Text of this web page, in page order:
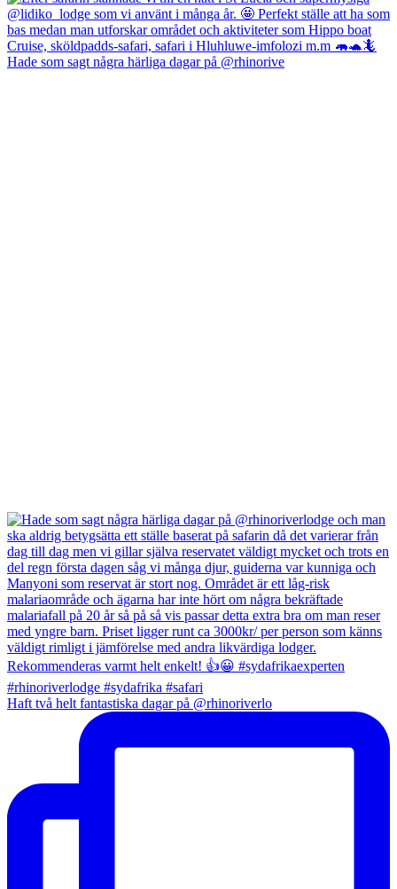
Hade som sagt några härliga dagar på @rhinorive
Haft två helt fantastiska dagar på @rhinoriverlo